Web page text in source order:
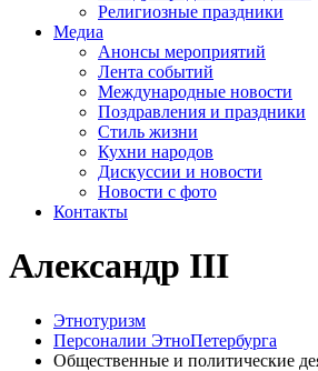
Религиозные праздники
Медиа
Анонсы мероприятий
Лента событий
Международные новости
Поздравления и праздники
Cтиль жизни
Кухни народов
Дискуссии и новости
Новости с фото
Контакты
Александр III
Этнотуризм
Персоналии ЭтноПетербурга
Общественные и политические